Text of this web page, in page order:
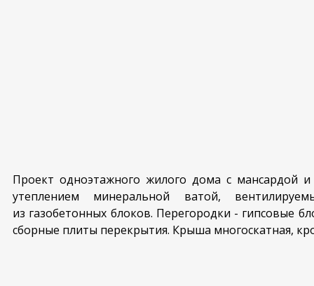
Проект одноэтажного жилого дома с мансардой
утеплением минеральной ватой,
из газобетонных блоков. Перегородки - гипсовые
сборные плиты перекрытия. Крыша многоскатная,